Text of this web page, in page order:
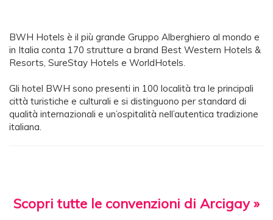
BWH Hotels è il più grande Gruppo Alberghiero al mondo e
in Italia conta 170 strutture a brand Best Western Hotels &
Resorts, SureStay Hotels e WorldHotels.
Gli hotel BWH sono presenti in 100 località tra le principali
città turistiche e culturali e si distinguono per standard di
qualità internazionali e un’ospitalità nell’autentica tradizione
italiana.
Scopri tutte le convenzioni di Arcigay »